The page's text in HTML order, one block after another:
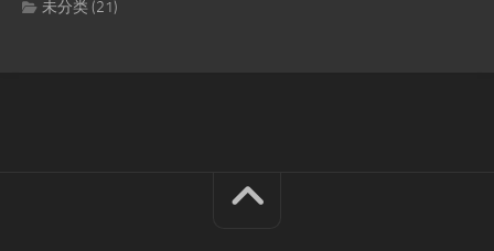
未分类(21)